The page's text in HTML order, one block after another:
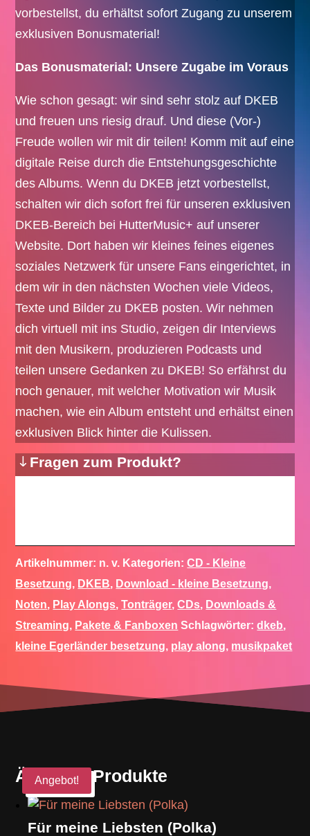
vorbestellst, du erhältst sofort Zugang zu unserem
exklusiven Bonusmaterial!
Das Bonusmaterial: Unsere Zugabe im Voraus
Wie schon gesagt: wir sind sehr stolz auf DKEB
und freuen uns riesig drauf. Und diese (Vor-)
Freude wollen wir mit dir teilen! Komm mit auf eine
digitale Reise durch die Entstehungsgeschichte
des Albums. Wenn du DKEB jetzt vorbestellst,
schalten wir dich sofort frei für unseren exklusiven
DKEB-Bereich bei HutterMusic+ auf unserer
Website. Dort haben wir kleines feines eigenes
soziales Netzwerk für unsere Fans eingerichtet, in
dem wir in den nächsten Wochen viele Videos,
Texte und Bilder zu DKEB posten. Wir nehmen
dich virtuell mit ins Studio, zeigen dir Interviews
mit den Musikern, produzieren Podcasts und
teilen unsere Gedanken zu DKEB! So erfährst du
noch genauer, mit welcher Motivation wir Musik
machen, wie ein Album entsteht und erhältst einen
exklusiven Blick hinter die Kulissen.
Fragen zum Produkt?
Artikelnummer: n. v. Kategorien:CD - Kleine
Besetzung, DKEB, Download - kleine Besetzung,
Noten, Play Alongs,Tonträger,CDs, Downloads &
Streaming, Pakete & Fanboxen Schlagwörter:dkeb,
kleine Egerländer besetzung, play along, musikpaket
Ähnliche Produkte
Für meine Liebsten (Polka)
Angebot!